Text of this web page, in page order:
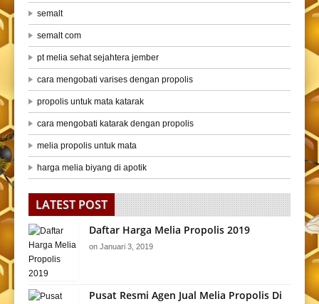
semalt
semalt com
pt melia sehat sejahtera jember
cara mengobati varises dengan propolis
propolis untuk mata katarak
cara mengobati katarak dengan propolis
melia propolis untuk mata
harga melia biyang di apotik
LATEST POST
Daftar Harga Melia Propolis 2019
on Januari 3, 2019
Pusat Resmi Agen Jual Melia Propolis Di